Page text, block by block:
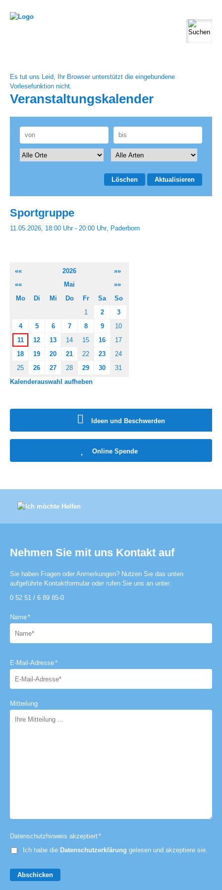
Es tut uns Leid, Ihr Browser unterstützt die eingebundene
Vorlesefunktion nicht.
Veranstaltungskalender
Löschen Aktualisieren
Sportgruppe
11.05.2026, 18:00 Uhr - 20:00 Uhr Paderborn
«« 2026
»»
««
Mai
»»
Mo
Di Mi Do Fr Sa
So
1
2
3
4
5 6 7 8 9
10
11
12 13 14 15 16
17
18
19 20 21 22 23
24
25
26 27 28 29 30
31
Kalenderauswahl aufheben
Ideen und Beschwerden
Online Spende
Nehmen Sie mit uns Kontakt auf
Sie haben Fragen oder Anmerkungen? Nutzen Sie das unten
aufgeführte Kontaktformular oder rufen Sie uns an unter:
0 52 51 / 6 89 85-0
Name*
E-Mail-Adresse*
Mitteilung
Datenschutzhinweis akzeptiert*
Ich habe die Datenschutzerklärung gelesen und akzeptiere sie.
Abschicken